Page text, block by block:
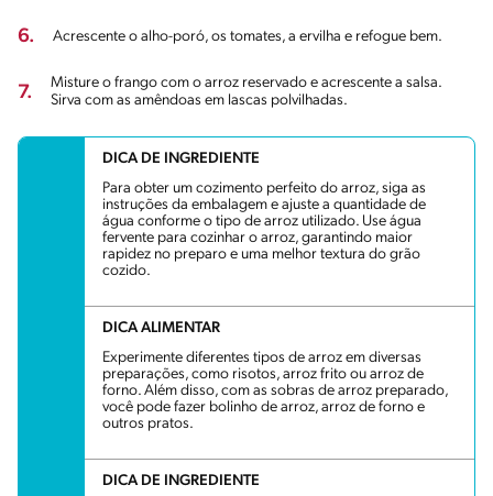
6. Acrescente o alho-poró, os tomates, a ervilha e refogue bem.
7.
Misture o frango com o arroz reservado e acrescente a salsa.
Sirva com as amêndoas em lascas polvilhadas.
DICA DE INGREDIENTE
Para obter um cozimento perfeito do arroz, siga as
instruções da embalagem e ajuste a quantidade de
água conforme o tipo de arroz utilizado. Use água
fervente para cozinhar o arroz, garantindo maior
rapidez no preparo e uma melhor textura do grão
cozido.
DICA ALIMENTAR
Experimente diferentes tipos de arroz em diversas
preparações, como risotos, arroz frito ou arroz de
forno. Além disso, com as sobras de arroz preparado,
você pode fazer bolinho de arroz, arroz de forno e
outros pratos.
DICA DE INGREDIENTE